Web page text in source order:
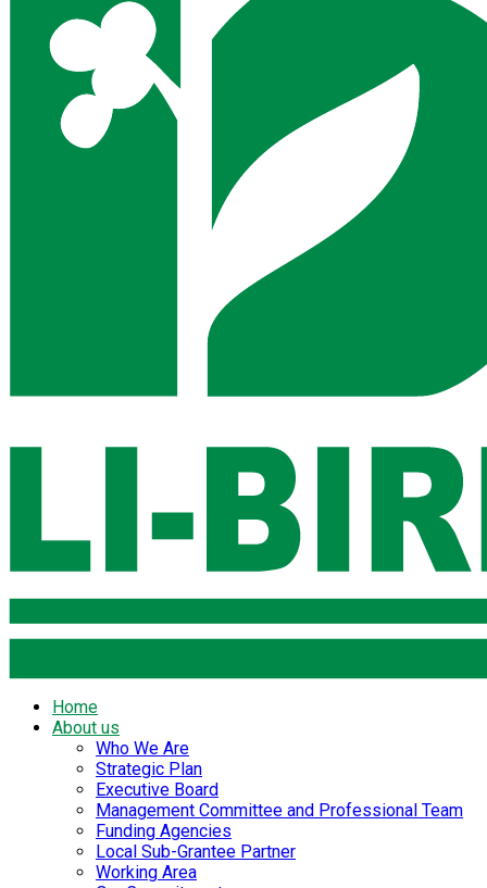
Home
About us
Who We Are
Strategic Plan
Executive Board
Management Committee and Professional Team
Funding Agencies
Local Sub-Grantee Partner
Working Area